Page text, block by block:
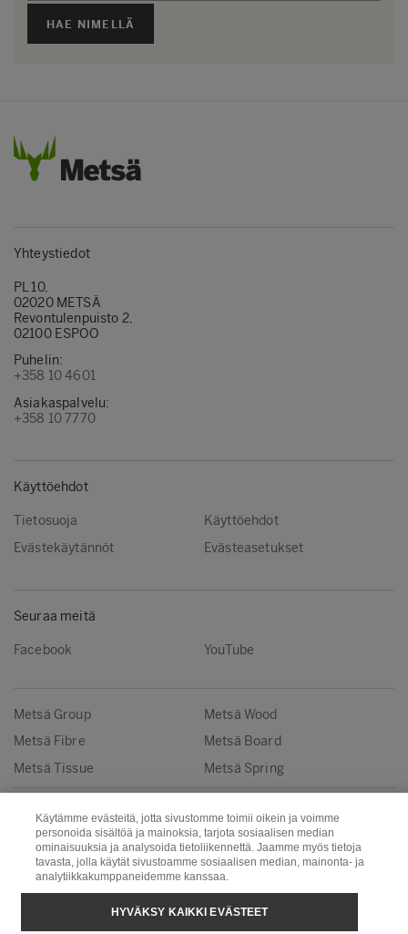
HAE NIMELLÄ
Yhteystiedot
PL 10,
02020 METSÄ
Revontulenpuisto 2,
02100 ESPOO
Puhelin:
+358 10 4601
Asiakaspalvelu:
+358 10 7770
Käyttöehdot
Tietosuoja
Käyttöehdot
Evästekäytännöt
Evästeasetukset
Seuraa meitä
Facebook YouTube
Metsä Group
Metsä Wood
Metsä Fibre
Metsä Board
Metsä Tissue
Metsä Spring
Copyright © Metsä Group
Käytämme evästeitä, jotta sivustomme toimii oikein ja voimme
personoida sisältöä ja mainoksia, tarjota sosiaalisen median
ominaisuuksia ja analysoida tietoliikennettä. Jaamme myös tietoja
tavasta, jolla käytät sivustoamme sosiaalisen median, mainonta- ja
analytiikkakumppaneidemme kanssaa.
HYVÄKSY KAIKKI EVÄSTEET